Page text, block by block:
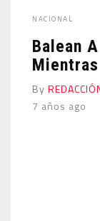
NACIONAL
Balean
By
7 años ago